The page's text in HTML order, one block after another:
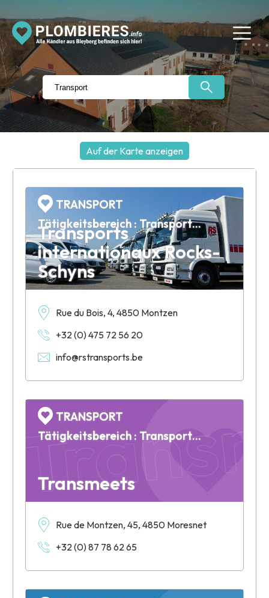
Auf der Karte anzeigen
Transports
internationaux Rocks-
Schyns
TRANSPORT
Tätigkeitsbereich : Transports internationaux
Rue du Bois, 4, 4850 Montzen
+32 (0) 475 72 56 20
info@rstransports.be
Transmeets
TRANSPORT
Tätigkeitsbereich : Transports internationaux
Rue de Montzen, 45, 4850 Moresnet
+32 (0) 87 78 62 65